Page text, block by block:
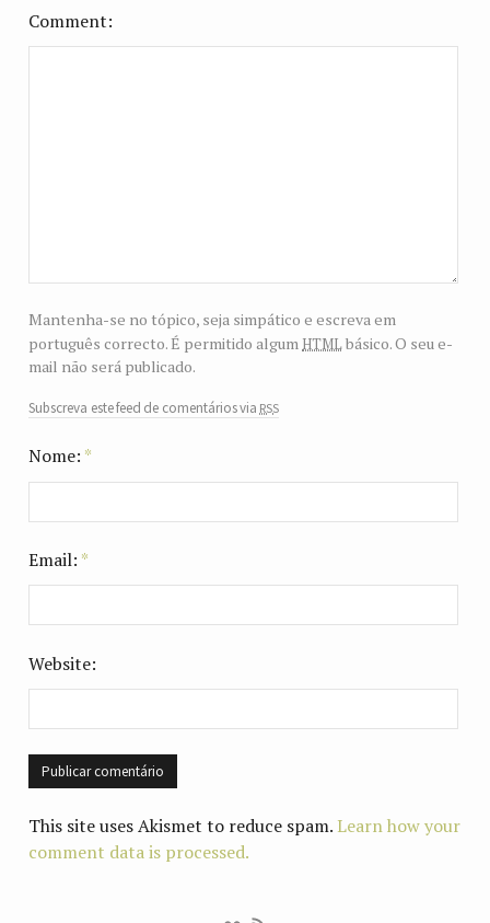
Comment
Mantenha-se no tópico, seja simpático e escreva em
português correcto. É permitido algum htmlbásico. O seu e-
mail não será publicado.
Subscreva este feed de comentários via rss
Nome: *
Email: *
Website:
This site uses Akismet to reduce spam. Learn how your
comment data is processed.